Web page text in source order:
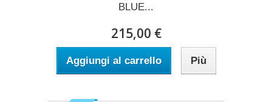
BLUE...
215,00 €
Aggiungi al carrello Più